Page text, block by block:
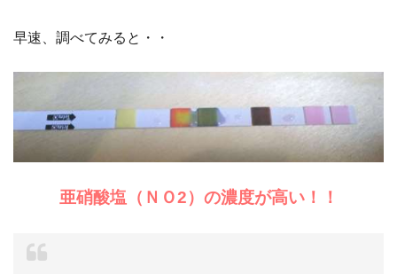
早速、調べてみると・・
亜硝酸塩（ＮＯ2）の濃度が高い！！